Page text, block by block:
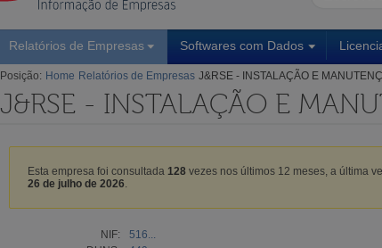
Relatórios de Empresas Softwares com Dados
Posição: Home Relatórios de Empresas J&RSE - INSTALAÇÃO E
J&RSE - INSTALAÇÃO E
Esta empresa foi consultada 128 vezes nos últimos 12 meses, a última
26 de julho de 2026
NIF:
516...